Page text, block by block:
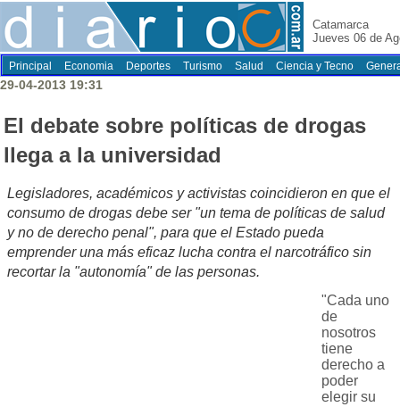
Catamarca
Jueves 06 de
Principal Economia Deportes Turismo Salud Ciencia y Tecno
29-04-2013 19:31
El debate sobre políticas de drogas
llega a la universidad
Legisladores, académicos y activistas coincidieron en que el
consumo de drogas debe ser "un tema de políticas de salud
y no de derecho penal", para que el Estado pueda
emprender una más eficaz lucha contra el narcotráfico sin
recortar la "autonomía" de las personas.
"Cada uno
de
nosotros
tiene
derecho a
poder
elegir su